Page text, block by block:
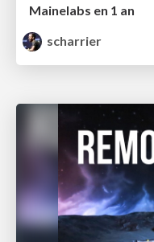
Mainelabs en 1 an
scharrier